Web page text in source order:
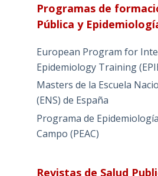
Programas de
Pública y
European Program for
Epidemiology Training
Masters de la Escuela
(ENS) de España
Programa de
Campo (PEAC)
Revistas de Salud